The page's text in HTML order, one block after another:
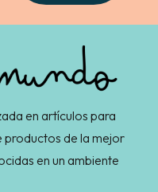
en artículos para
productos de la mejor
en un ambiente